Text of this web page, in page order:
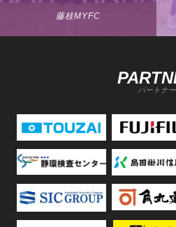
藤枝MYFC
パートナー